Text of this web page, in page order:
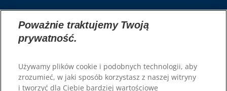
Karma dla Twojego pupila
Karma dla Twojego pupila
Gdzie kupić
© 2025 Hill's Pet Nutrition, Inc.
As used herein, denotes registered trademark status
in the U.S. only; registration status in other
geographies may be different. Your use of this site is
Poważnie traktujemy Twoją
prywatność.
Używamy plików cookie i podobnych technologii, aby
zrozumieć, w jaki sposób korzystasz z naszej witryny
i tworzyć dla Ciebie bardziej wartościowe